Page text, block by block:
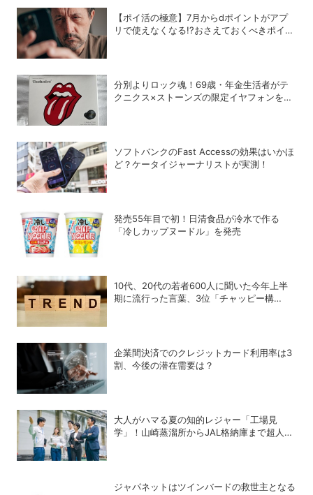
【ポイ活の極意】7月からdポイントがアプ
リで使えなくなる!?おさえておくべきポイン
分別よりロック魂！69歳・年金生活者がテ
クニクス×ストーンズの限定イヤフォンを衝
ソフトバンクのFast Accessの効果はいかほ
ど？ケータイジャーナリストが実測！
発売55年目で初！日清食品が冷水で作る
「冷しカップヌードル」を発売
10代、20代の若者600人に聞いた今年上半
期に流行った言葉、3位「チャッピー構
企業間決済でのクレジットカード利用率は3
割、今後の潜在需要は？
大人がハマる夏の知的レジャー「工場見
学」！山崎蒸溜所からJAL格納庫まで超人気
ジャパネットはツインバードの救世主となる